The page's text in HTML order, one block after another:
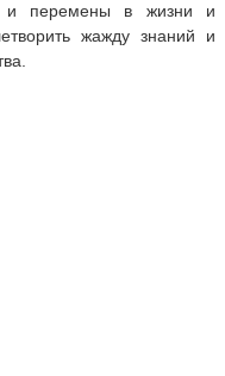
и перемены в жизни и
жажду знаний и